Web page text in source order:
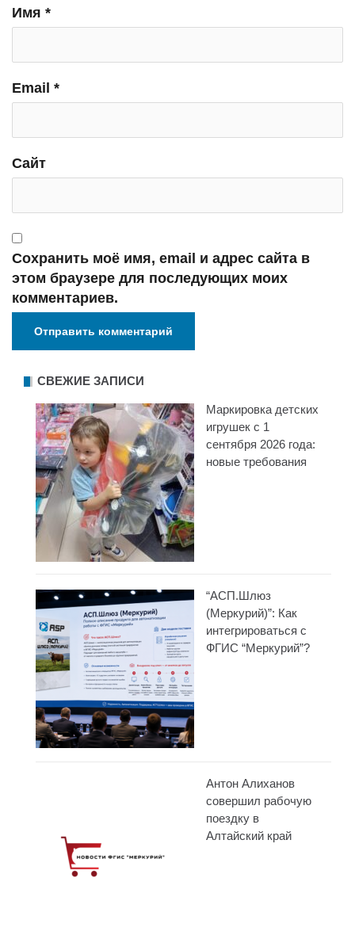
Имя *
Email *
Сайт
Сохранить моё имя, email и адрес сайта в
этом браузере для последующих моих
комментариев.
СВЕЖИЕ ЗАПИСИ
Маркировка детских
игрушек с 1
сентября 2026 года:
новые требования
“АСП.Шлюз
(Меркурий)”: Как
интегрироваться с
ФГИС “Меркурий”?
Антон Алиханов
совершил рабочую
поездку в
Алтайский край